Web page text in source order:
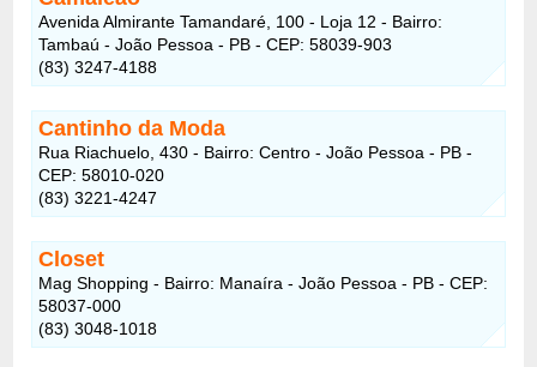
Avenida Almirante Tamandaré, 100 - Loja 12 - Bairro:
Tambaú - João Pessoa - PB - CEP: 58039-903
(83) 3247-4188
Cantinho da Moda
Rua Riachuelo, 430 - Bairro: Centro - João Pessoa - PB -
CEP: 58010-020
(83) 3221-4247
Closet
Mag Shopping - Bairro: Manaíra - João Pessoa - PB - CEP:
58037-000
(83) 3048-1018